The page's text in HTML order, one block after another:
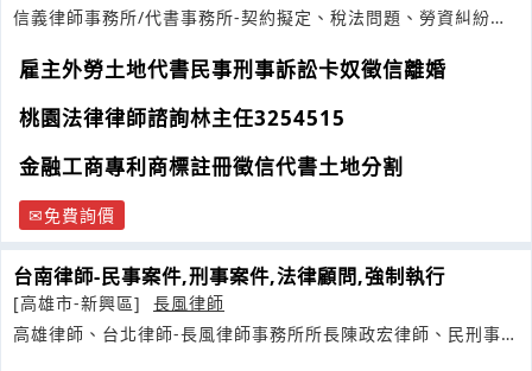
信義律師事務所/代書事務所-契約擬定、稅法問題、勞資糾紛、
雇主外勞土地代書民事刑事訴訟卡奴徵信離婚
桃園法律律師諮詢林主任3254515
金融工商專利商標註冊徵信代書土地分割
免費詢價
台南律師-民事案件,刑事案件,法律顧問,強制執行
[高雄市-新興區]
長風律師
高雄律師、台北律師-長風律師事務所所長陳政宏律師、民刑事訴